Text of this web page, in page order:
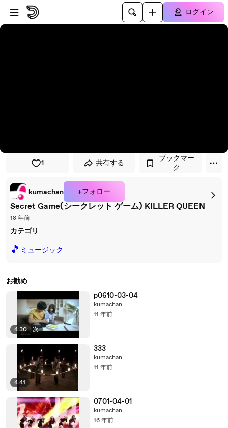
プレイヤーにスキップ
メインコンテンツにスキップ
ログイン
1 共有する
ブックマー
ク
kumachan +フォロー
Secret Game(シークレット ゲーム) KILLER QUEEN
18 年前
カテゴリ
🎵 ミュージック
お勧め
4:30 | 次
p0610-03-04
kumachan
11 年前
4:41
333
kumachan
11 年前
0701-04-01
kumachan
16 年前